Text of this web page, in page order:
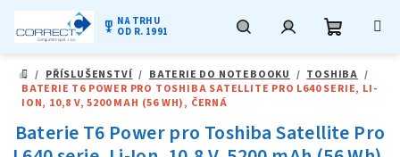
obsah
military_tech NA TRHU
OD R. 1991
DOMŮ
/ PŘÍSLUŠENSTVÍ / BATERIE DO NOTEBOOKU / TOSHIBA /
BATERIE T6 POWER PRO TOSHIBA SATELLITE PRO L640 SERIE, LI-
ION, 10,8 V, 5200 MAH (56 WH), ČERNÁ
Baterie T6 Power pro Toshiba Satellite Pro